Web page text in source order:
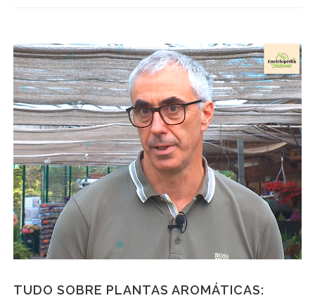
TUDO SOBRE PLANTAS AROMÁTICAS: